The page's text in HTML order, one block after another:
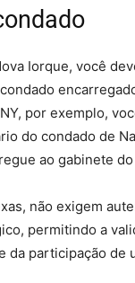
Iorque, você
por exemplo,
do condado de
ao gabinete
não exigem
permitindo a
da participação de